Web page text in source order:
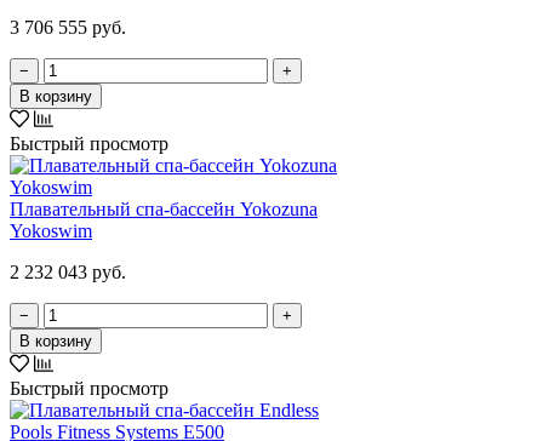
3 706 555 руб.
−
+
В корзину
Быстрый просмотр
Плавательный спа-бассейн Yokozuna
Yokoswim
2 232 043 руб.
−
+
В корзину
Быстрый просмотр